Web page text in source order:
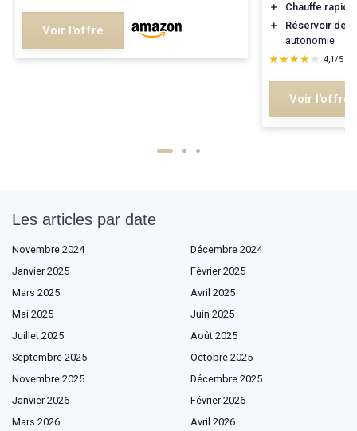
Voir l'offre
＋
Chauffe rapide
＋
Réservoir de
autonomie
★★★★★
★★★★★ 4,1/5
Voir l'offre
Les articles par date
Novembre 2024
Décembre 2024
Janvier 2025
Février 2025
Mars 2025
Avril 2025
Mai 2025
Juin 2025
Juillet 2025
Août 2025
Septembre 2025
Octobre 2025
Novembre 2025
Décembre 2025
Janvier 2026
Février 2026
Mars 2026
Avril 2026